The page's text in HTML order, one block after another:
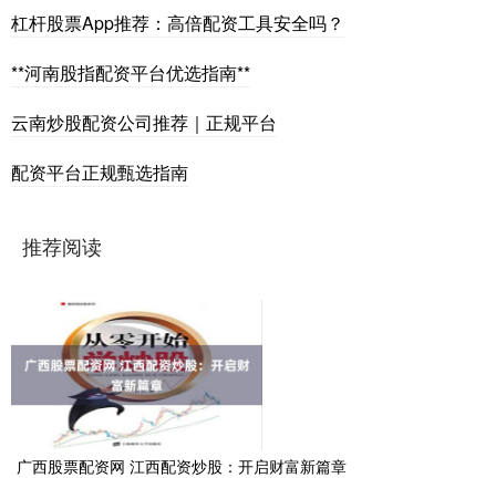
杠杆股票App推荐：高倍配资工具安全吗？
**河南股指配资平台优选指南**
云南炒股配资公司推荐｜正规平台
配资平台正规甄选指南
推荐阅读
广西股票配资网 江西配资炒股：开启财富新篇章